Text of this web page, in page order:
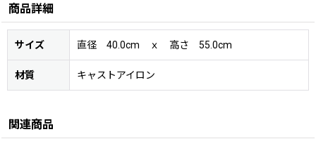
商品詳細
サイズ 直径 40.0cm ｘ 高さ 55.0cm
材質 キャストアイロン
関連商品